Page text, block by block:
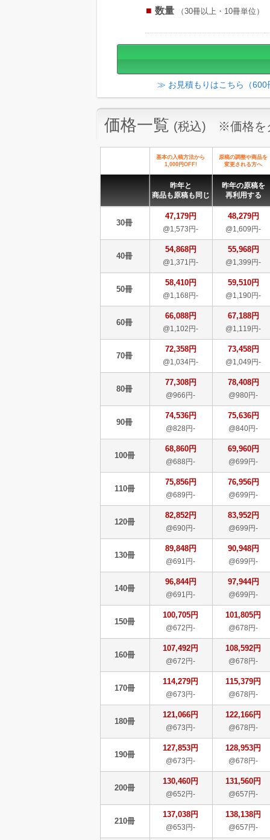
数量 （30冊以上・10冊単位）
≫ お見積もりはこちら（600
価格一覧 (税込) ※価格を
基本の入稿方法から
1,000円OFF!
原稿の調整や商品を
変更される方へ
昨年と
商品も原稿も同じ
昨年の原稿を
再利用する
30冊
47,179円
@1,573円-
48,279円
@1,609円-
40冊
54,868円
@1,371円-
55,968円
@1,399円-
50冊
58,410円
@1,168円-
59,510円
@1,190円-
60冊
66,088円
@1,102円-
67,188円
@1,119円-
70冊
72,358円
@1,034円-
73,458円
@1,049円-
80冊
77,308円
@966円-
78,408円
@980円-
90冊
74,536円
@828円-
75,636円
@840円-
100冊
68,860円
@688円-
69,960円
@699円-
110冊
75,856円
@689円-
76,956円
@699円-
120冊
82,852円
@690円-
83,952円
@699円-
130冊
89,848円
@691円-
90,948円
@699円-
140冊
96,844円
@691円-
97,944円
@699円-
150冊
100,705円
@672円-
101,805円
@678円-
160冊
107,492円
@672円-
108,592円
@678円-
170冊
114,279円
@673円-
115,379円
@678円-
180冊
121,066円
@673円-
122,166円
@678円-
190冊
127,853円
@673円-
128,953円
@678円-
200冊
130,460円
@652円-
131,560円
@657円-
210冊
137,038円
@653円-
138,138円
@657円-